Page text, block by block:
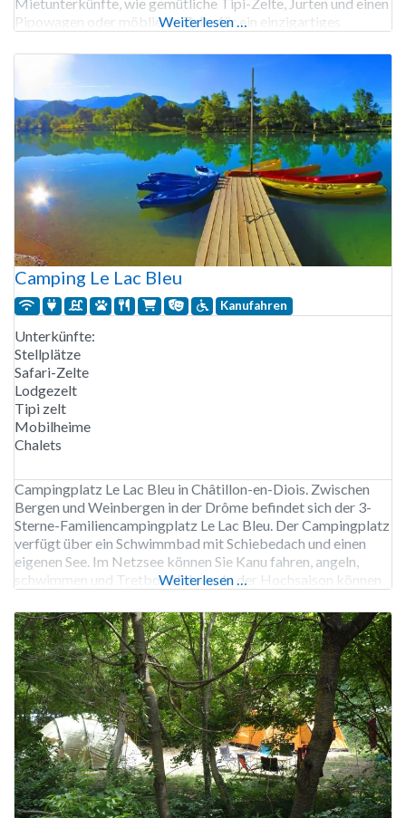
Pipowagen oder möblierte Zelte für ein einzigartiges
Bouleplatz, ein Volleyballfeld, Tischtennis und einen
Swimmingpool mit Liegewiese. Für Mahlzeiten besuchen Sie
Weiterlesen …
Camping Le Lac Bleu
Kanufahren
Unterkünfte:
Stellplätze
Safari-Zelte
Lodgezelt
Tipi zelt
Mobilheime
Chalets
Campingplatz Le Lac Bleu in Châtillon-en-Diois. Zwischen
Bergen und Weinbergen in der Drôme befindet sich der 3-
Sterne-Familiencampingplatz Le Lac Bleu. Der Campingplatz
verfügt über ein Schwimmbad mit Schiebedach und einen
eigenen See. Im Netzsee können Sie Kanu fahren, angeln,
schwimmen und Tretboot fahren. In der Hochsaison können
gehen. Der Campingplatz
Weiterlesen …